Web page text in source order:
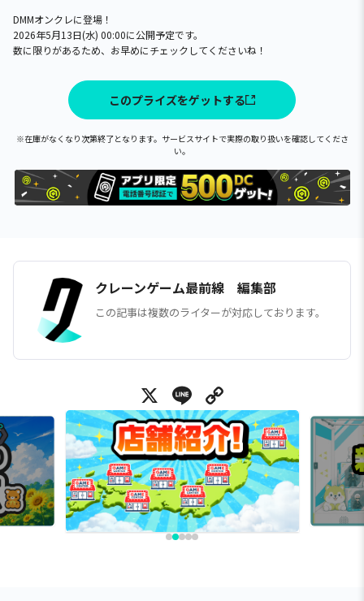
DMMオンクレに登場！
2026年5月13日(水) 00:00に公開予定です。
数に限りがあるため、お早めにチェックしてくださいね！
このプライズをゲットする
※在庫がなくなり次第終了となります。サービスサイトで実際の取り扱いを確認してくださ
い。
クレーンゲーム最前線 編集部
この記事は複数のライターが対応しております。
X Line